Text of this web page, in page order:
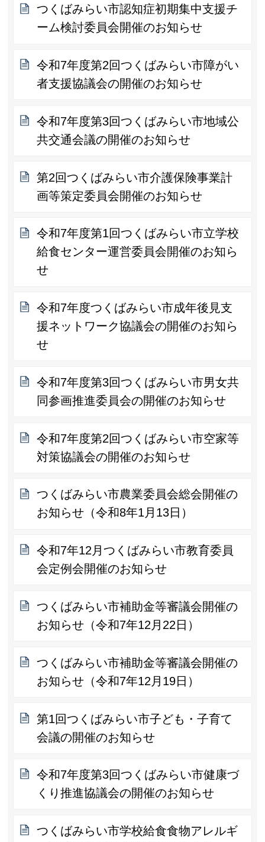
つくばみらい市認知症初期集中支援チ
ーム検討委員会開催のお知らせ
令和7年度第2回つくばみらい市障がい
者支援協議会の開催のお知らせ
令和7年度第3回つくばみらい市地域公
共交通会議の開催のお知らせ
第2回つくばみらい市介護保険事業計
画等策定委員会開催のお知らせ
令和7年度第1回つくばみらい市立学校
給食センター運営委員会開催のお知ら
せ
令和7年度つくばみらい市成年後見支
援ネットワーク協議会の開催のお知ら
せ
令和7年度第3回つくばみらい市男女共
同参画推進委員会の開催のお知らせ
令和7年度第2回つくばみらい市空家等
対策協議会の開催のお知らせ
つくばみらい市農業委員会総会開催の
お知らせ（令和8年1月13日）
令和7年12月つくばみらい市教育委員
会定例会開催のお知らせ
つくばみらい市補助金等審議会開催の
お知らせ（令和7年12月22日）
つくばみらい市補助金等審議会開催の
お知らせ（令和7年12月19日）
第1回つくばみらい市子ども・子育て
会議の開催のお知らせ
令和7年度第3回つくばみらい市健康づ
くり推進協議会の開催のお知らせ
つくばみらい市学校給食食物アレルギ